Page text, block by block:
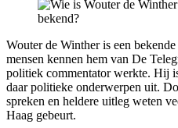
Wouter de Winther is een
mensen kennen hem van De
politiek commentator werkte. Hij
daar politieke onderwerpen uit.
spreken en heldere uitleg weten
Haag gebeurt.